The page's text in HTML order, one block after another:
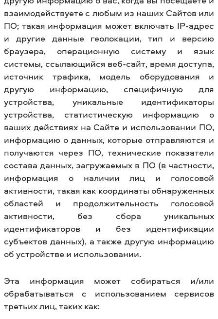
взаимодействуете с любым из наших Сайтов или
ПО; такая информация может включать IP-адрес
и другие данные геолокации, тип и версию
браузера, операционную систему и язык
системы, ссылающийся веб-сайт, время доступа,
источник трафика, модель оборудования и
другую информацию, специфичную для
устройства, уникальные идентификаторы
устройства, статистическую информацию о
ваших действиях на Сайте и использовании ПО,
информацию о данных, которые отправляются и
получаются через ПО, технические показатели
состава данных, загружаемых в ПО (в частности,
информация о наличии лиц и голосовой
активности, такая как координаты обнаруженных
областей и продолжительность голосовой
активности, без сбора уникальных
идентификаторов и без идентификации
субъектов данных), а также другую информацию
об устройстве и использовании.
Эта информация может собираться и/или
обрабатываться с использованием сервисов
третьих лиц, таких как: